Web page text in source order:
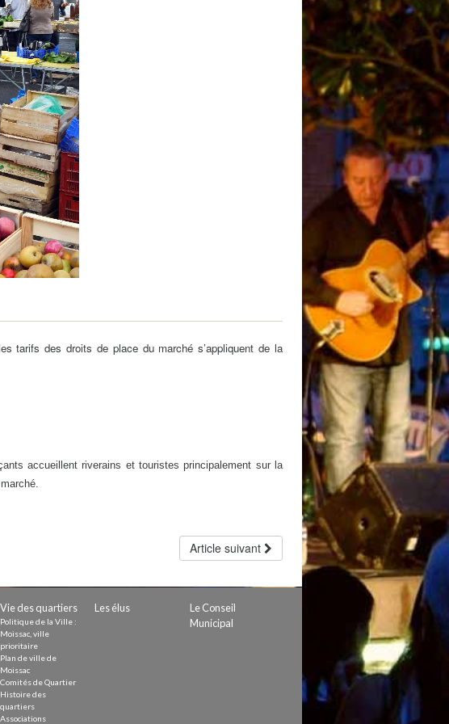
Demande de subvention
Demande d’autorisation de tournage
Appels à projets
tarifs des droits de place du marché s’appliquent de la
accueillent riverains et touristes principalement sur la
Article suivant
Vie des quartiers
Politique de la Ville :
Moissac, ville
prioritaire
Plan de ville de
Moissac
Comités de Quartier
Histoire des
quartiers
Associations
Les élus
Le Conseil
Municipal